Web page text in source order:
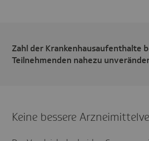
Zahl der Krankenhausaufenthalte
Teilnehmenden nahezu
Keine bessere